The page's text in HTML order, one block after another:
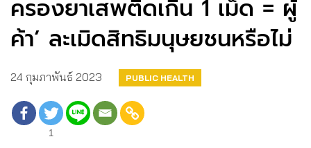
ครองยาเสพติดเกิน 1 เม็ด = ผู้
ค้า’ ละเมิดสิทธิมนุษยชนหรือไม่
24 กุมภาพันธ์ 2023 PUBLIC HEALTH
1